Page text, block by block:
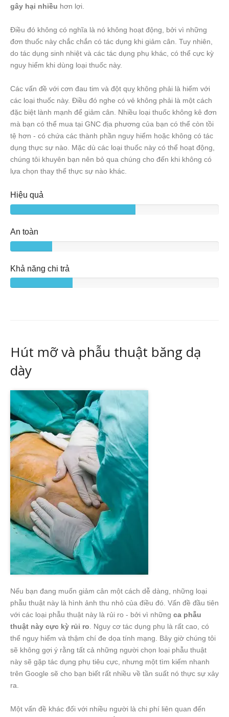
gây hại nhiều hơn lợi.
Điều đó không có nghĩa là nó không hoạt động, bởi vì những
đơn thuốc này chắc chắn có tác dụng khi giảm cân. Tuy nhiên,
do tác dụng sinh nhiệt và các tác dụng phụ khác, có thể cực kỳ
nguy hiểm khi dùng loại thuốc này.
Các vấn đề với cơn đau tim và đột quỵ không phải là hiếm với
các loại thuốc này. Điều đó nghe có vẻ không phải là một cách
đặc biệt lành mạnh để giảm cân. Nhiều loại thuốc không kê đơn
mà bạn có thể mua tại GNC địa phương của bạn có thể còn tồi
tệ hơn - có chứa các thành phần nguy hiểm hoặc không có tác
dụng thực sự nào. Mặc dù các loại thuốc này có thể hoạt động,
chúng tôi khuyên bạn nên bỏ qua chúng cho đến khi không có
lựa chọn thay thế thực sự nào khác.
Hiệu quả
An toàn
Khả năng chi trả
Hút mỡ và phẫu thuật băng dạ
dày
Nếu bạn đang muốn giảm cân một cách dễ dàng, những loại
phẫu thuật này là hình ảnh thu nhỏ của điều đó. Vấn đề đầu tiên
với các loại phẫu thuật này là rủi ro - bởi vì những ca phẫu
thuật này cực kỳ rủi ro. Nguy cơ tác dụng phụ là rất cao, có
thể nguy hiểm và thậm chí đe dọa tính mạng. Bây giờ chúng tôi
sẽ không gợi ý rằng tất cả những người chọn loại phẫu thuật
này sẽ gặp tác dụng phụ tiêu cực, nhưng một tìm kiếm nhanh
trên Google sẽ cho bạn biết rất nhiều về tần suất nó thực sự xảy
ra.
Một vấn đề khác đối với nhiều người là chi phí liên quan đến